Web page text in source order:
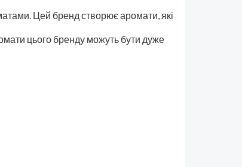
Цей бренд створює аромати, які
цього бренду можуть бути дуже